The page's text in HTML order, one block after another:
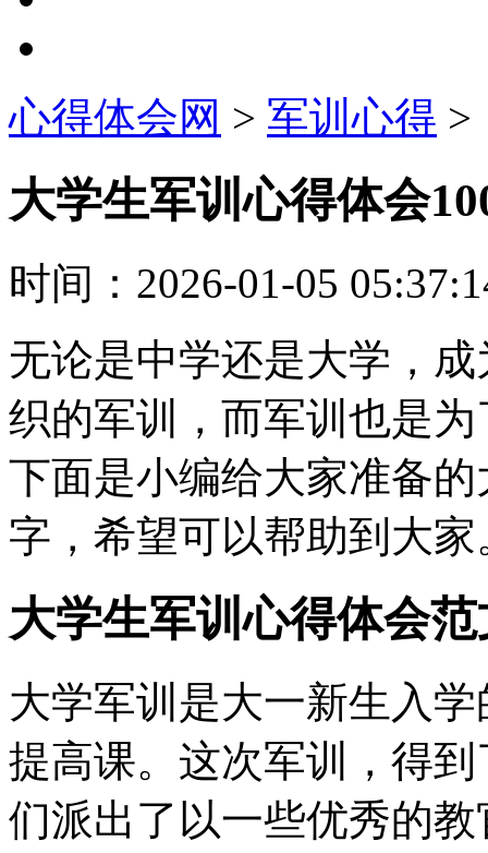
心得体会网 > 军训心得 >
大学生军训心得体会
时间： 2026-01-05
无论是中学还是大学，
织的军训，而军训也是
下面是小编给大家准备
字，希望可以帮助到大家
大学生军训心得体会范
大学军训是大一新生入
提高课。这次军训，得
们派出了以一些优秀的